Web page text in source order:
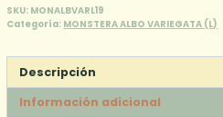
(L)
19
SKU: MONALBVARL19
Categoría: MONSTERA ALBO VARIEGATA (L)
Descripción
Información adicional